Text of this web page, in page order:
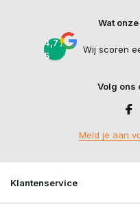
Wat
4,7 /
5
Wij scoren
Volg ons
Meld je aan
Klantenservice